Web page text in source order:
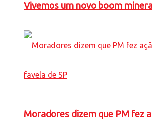
Vivemos um novo boom
Moradores dizem que PM fez